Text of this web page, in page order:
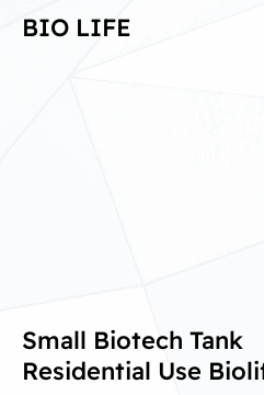
BIO LIFE
Small Biotech Tank
Residential Use